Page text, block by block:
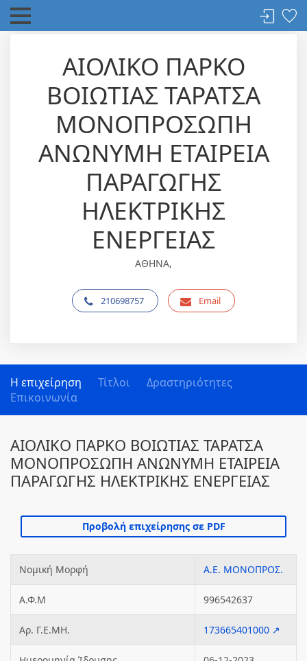
ΑΙΟΛΙΚΟ ΠΑΡΚΟ
ΒΟΙΩΤΙΑΣ ΤΑΡΑΤΣΑ
ΜΟΝΟΠΡΟΣΩΠΗ
ΑΝΩΝΥΜΗ ΕΤΑΙΡΕΙΑ
ΠΑΡΑΓΩΓΗΣ
ΗΛΕΚΤΡΙΚΗΣ
ΕΝΕΡΓΕΙΑΣ
ΑΘΗΝΑ,
210698757 Email
Η επιχείρηση Τίτλοι
Δραστηριότητες
Επικοινωνία
ΑΙΟΛΙΚΟ ΠΑΡΚΟ ΒΟΙΩΤΙΑΣ ΤΑΡΑΤΣΑ
ΜΟΝΟΠΡΟΣΩΠΗ ΑΝΩΝΥΜΗ ΕΤΑΙΡΕΙΑ
ΠΑΡΑΓΩΓΗΣ ΗΛΕΚΤΡΙΚΗΣ ΕΝΕΡΓΕΙΑΣ
Νομική Μορφή Α.Ε. ΜΟΝΟΠΡΟΣ.
Α.Φ.Μ 996542637
Αρ. Γ.Ε.ΜΗ. 173665401000 ↗